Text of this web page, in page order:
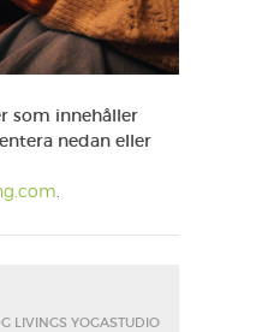
som innehåller
nedan eller
.
LIVINGS YOGASTUDIO